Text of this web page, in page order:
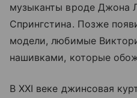
музыканты вроде Джона
Спрингстина. Позже
модели, любимые
нашивками, которые
В XXI веке джинсовая